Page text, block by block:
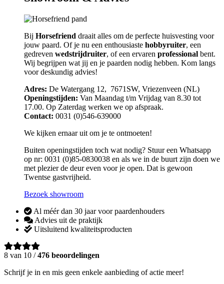
Bij Horsefriend draait alles om de perfecte huisvesting voor
jouw paard. Of je nu een enthousiaste hobbyruiter, een
gedreven wedstrijdruiter, of een ervaren professional bent.
Wij begrijpen wat jij en je paarden nodig hebben. Kom langs
voor deskundig advies!
Adres: De Watergang 12, 7671SW, Vriezenveen (NL)
Openingstijden: Van Maandag t/m Vrijdag van 8.30 tot
17.00. Op Zaterdag werken we op afspraak.
Contact: 0031 (0)546-639000
We kijken ernaar uit om je te ontmoeten!
Buiten openingstijden toch wat nodig? Stuur een Whatsapp
op nr: 0031 (0)85-0830038 en als we in de buurt zijn doen we
met plezier de deur even voor je open. Dat is gewoon
Twentse gastvrijheid.
Bezoek showroom
Al méér dan 30 jaar voor paardenhouders
Advies uit de praktijk
Uitsluitend kwaliteitsproducten
8 van 10 /476 beoordelingen
Schrijf je in en mis geen enkele aanbieding of actie meer!